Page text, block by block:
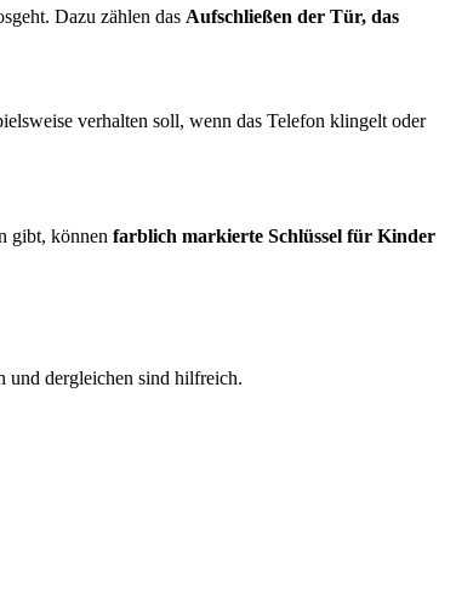
Dazu zählen das Aufschließen der Tür, das
verhalten soll, wenn das Telefon klingelt oder
gibt, können farblich markierte Schlüssel für Kinder
und dergleichen sind hilfreich.